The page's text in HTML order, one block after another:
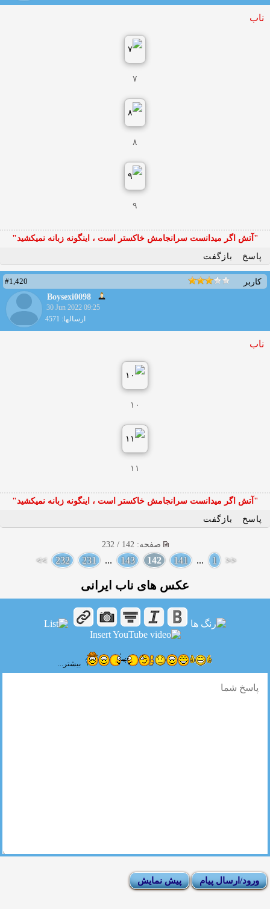
ناب
۷
۸
۹
"آتش اگر ميدانست سرانجامش خاكستر است ، اينگونه زبانه نميكشيد"
پاسخ
بازگفت
کاربر
#1,420
Boysexi0098
30 Jun 2022 09:25
ارسالها: 4571
ناب
۱۰
۱۱
"آتش اگر ميدانست سرانجامش خاكستر است ، اينگونه زبانه نميكشيد"
پاسخ
بازگفت
صفحه: 142 / 232
<<
1
...
141
142
143
...
231
232
>>
عکس های ناب ایرانی
بیشتر...